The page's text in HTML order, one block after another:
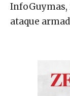
InfoGuymas,
ataque